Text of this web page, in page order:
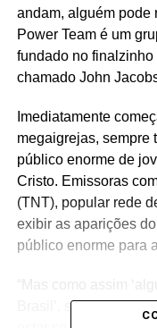
andam, alguém pode
Power Team é um
fundado no
chamado John
Imediatamente
megaigrejas, sempre
público enorme de
Cristo. Emissoras
(TNT), popular rede
exibir as aparições
público enorme para
Brasil’, se isso